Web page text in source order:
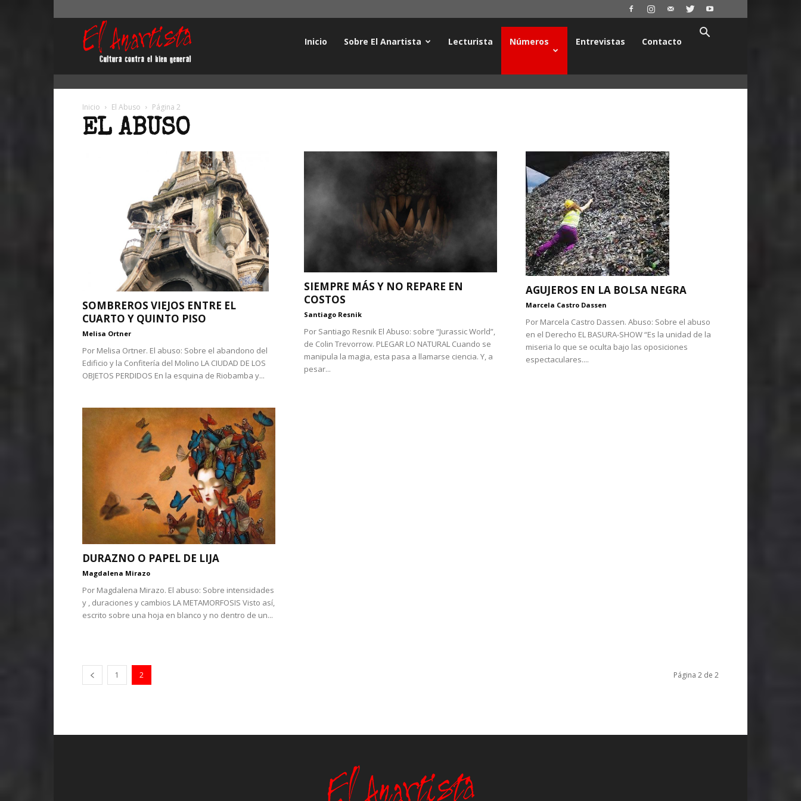
Inicio Sobre El Anartista Lecturista Números Entrevistas Contacto
Inicio El Abuso Página 2
EL ABUSO
SOMBREROS VIEJOS ENTRE EL
CUARTO Y QUINTO PISO
Melisa Ortner
Por Melisa Ortner. El abuso: Sobre el abandono del
Edificio y la Confitería del Molino LA CIUDAD DE LOS
OBJETOS PERDIDOS En la esquina de Riobamba y...
SIEMPRE MÁS Y NO REPARE EN
COSTOS
Santiago Resnik
Por Santiago Resnik El Abuso: sobre “Jurassic World”,
de Colin Trevorrow. PLEGAR LO NATURAL Cuando se
manipula la magia, esta pasa a llamarse ciencia. Y, a
pesar...
AGUJEROS EN LA BOLSA NEGRA
Marcela Castro Dassen
Por Marcela Castro Dassen. Abuso: Sobre el abuso
en el Derecho EL BASURA-SHOW “Es la unidad de la
miseria lo que se oculta bajo las oposiciones
espectaculares....
DURAZNO O PAPEL DE LIJA
Magdalena Mirazo
Por Magdalena Mirazo. El abuso: Sobre intensidades
y , duraciones y cambios LA METAMORFOSIS Visto así,
escrito sobre una hoja en blanco y no dentro de un...
1 2 Página 2 de 2